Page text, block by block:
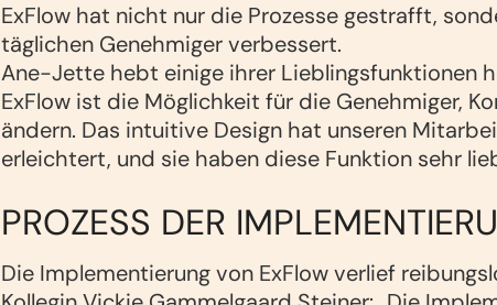
ExFlow hat nicht nur die Prozesse gestrafft,
täglichen Genehmiger verbessert.
Ane-Jette hebt einige ihrer Lieblingsfunktionen
ExFlow ist die Möglichkeit für die Genehmiger,
ändern. Das intuitive Design hat unseren
erleichtert, und sie haben diese Funktion sehr
PROZESS DER
Die Implementierung von ExFlow verlief